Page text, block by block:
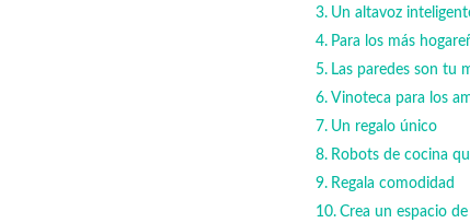
Un altavoz
Para los más
Las paredes son tu
Vinoteca para los
Un regalo único
Robots de cocina
Regala comodidad
Crea un espacio